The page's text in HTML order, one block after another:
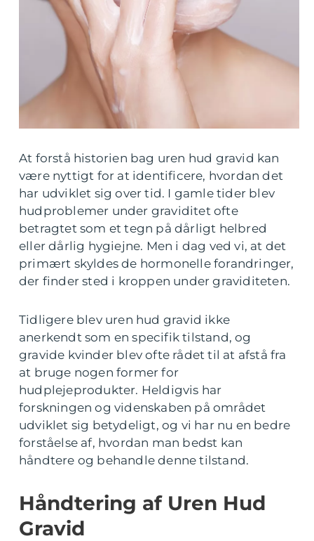
At forstå historien bag uren hud gravid kan
være nyttigt for at identificere, hvordan det
har udviklet sig over tid. I gamle tider blev
hudproblemer under graviditet ofte
betragtet som et tegn på dårligt helbred
eller dårlig hygiejne. Men i dag ved vi, at det
primært skyldes de hormonelle forandringer,
der finder sted i kroppen under graviditeten.
Tidligere blev uren hud gravid ikke
anerkendt som en specifik tilstand, og
gravide kvinder blev ofte rådet til at afstå fra
at bruge nogen former for
hudplejeprodukter. Heldigvis har
forskningen og videnskaben på området
udviklet sig betydeligt, og vi har nu en bedre
forståelse af, hvordan man bedst kan
håndtere og behandle denne tilstand.
Håndtering af Uren Hud
Gravid